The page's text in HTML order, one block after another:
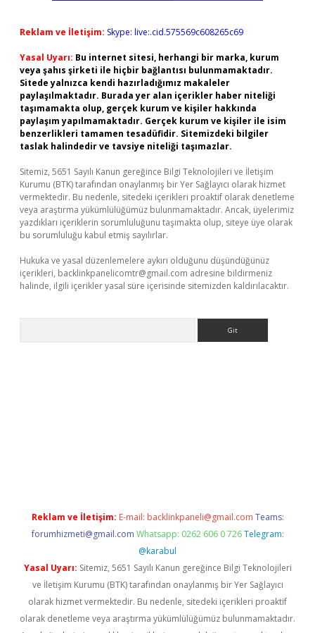
Reklam ve İletişim: Skype: live:.cid.575569c608265c69
Yasal Uyarı: Bu internet sitesi, herhangi bir marka, kurum
veya şahıs şirketi ile hiçbir bağlantısı bulunmamaktadır.
Sitede yalnızca kendi hazırladığımız makaleler
paylaşılmaktadır. Burada yer alan içerikler haber niteliği
taşımamakta olup, gerçek kurum ve kişiler hakkında
paylaşım yapılmamaktadır. Gerçek kurum ve kişiler ile isim
benzerlikleri tamamen tesadüfidir. Sitemizdeki bilgiler
taslak halindedir ve tavsiye niteliği taşımazlar.
Sitemiz, 5651 Sayılı Kanun gereğince Bilgi Teknolojileri ve İletişim
Kurumu (BTK) tarafından onaylanmış bir Yer Sağlayıcı olarak hizmet
vermektedir. Bu nedenle, sitedeki içerikleri proaktif olarak denetleme
veya araştırma yükümlülüğümüz bulunmamaktadır. Ancak, üyelerimiz
yazdıkları içeriklerin sorumluluğunu taşımakta olup, siteye üye olarak
bu sorumluluğu kabul etmiş sayılırlar.
Hukuka ve yasal düzenlemelere aykırı olduğunu düşündüğünüz
içerikleri, backlinkpanelicomtr@gmail.com adresine bildirmeniz
halinde, ilgili içerikler yasal süre içerisinde sitemizden kaldırılacaktır.
Reklam ve İletişim: E-mail: backlinkpaneli@gmail.com Teams:
forumhizmeti@gmail.com Whatsapp: 0262 606 0 726 Telegram:
@karabul
Yasal Uyarı: Sitemiz, 5651 Sayılı Kanun gereğince Bilgi Teknolojileri
ve İletişim Kurumu (BTK) tarafından onaylanmış bir Yer Sağlayıcı
olarak hizmet vermektedir. Bu nedenle, sitedeki içerikleri proaktif
olarak denetleme veya araştırma yükümlülüğümüz bulunmamaktadır.